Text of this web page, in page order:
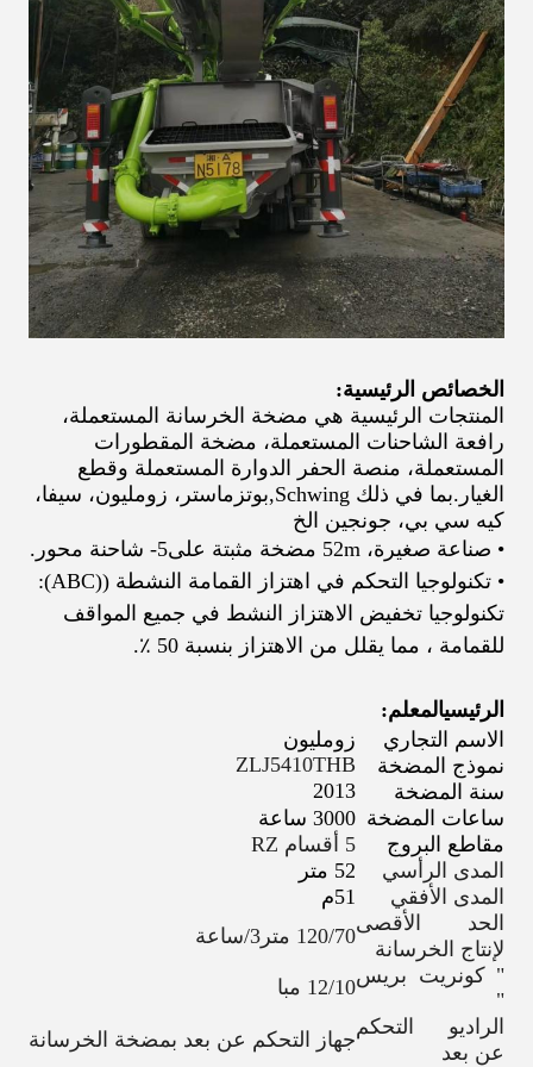
الخصائص الرئيسية:
المنتجات الرئيسية هي مضخة الخرسانة المستعملة،
رافعة الشاحنات المستعملة، مضخة المقطورات
المستعملة، منصة الحفر الدوارة المستعملة وقطع
الغيار.بما في ذلك Schwing ,بوتزماستر، زومليون، سيفا،
كيه سي بي، جونجين الخ
• صناعة صغيرة، 52 m مضخة مثبتة على 5- شاحنة محور.
• تكنولوجيا التحكم في اهتزاز القمامة النشطة ((ABC):
تكنولوجيا تخفيض الاهتزاز النشط في جميع المواقف
للقمامة ، مما يقلل من الاهتزاز بنسبة 50 ٪.
الرئيسيالمعلم:
الاسم التجاري
زومليون
نموذج المضخة
ZLJ5410THB
سنة المضخة
2013
ساعات المضخة 3000 ساعة
مقاطع البروج
5 أقسام RZ
المدى الرأسي
52 متر
المدى الأفقي
51م
الحد الأقصى
لإنتاج الخرسانة
120/70 متر3/ساعة
" كونريت بريس
"
12/10 مبا
الراديو التحكم
عن بعد
جهاز التحكم عن بعد بمضخة الخرسانة